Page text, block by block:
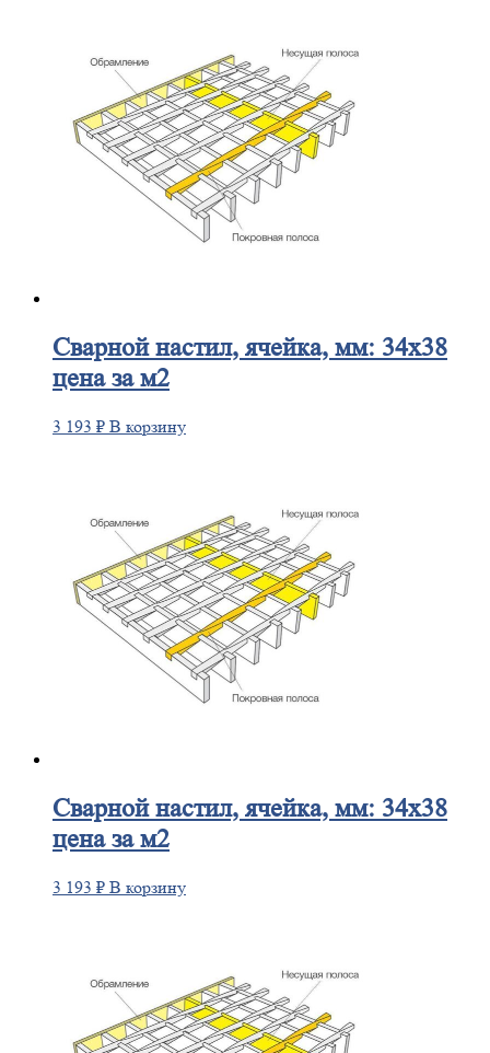
Сварнойнастил, ячейка, мм: 34х38
цена за м2
3 193 ₽ В корзину
Сварнойнастил, ячейка, мм: 34х38
цена за м2
3 193 ₽ В корзину